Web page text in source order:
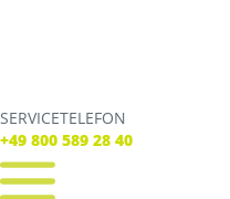
SERVICETELEFON
+49 800 589 28 40
SERVICE TELEFON
+49 800 589 28 40